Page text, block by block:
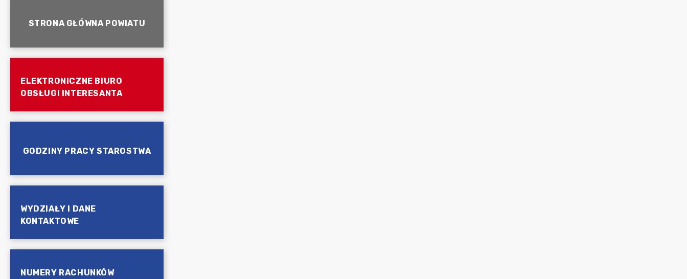
STRONA GŁÓWNA POWIATU
ELEKTRONICZNE BIURO
OBSŁUGI INTERESANTA
GODZINY PRACY STAROSTWA
WYDZIAŁY I DANE
KONTAKTOWE
NUMERY RACHUNKÓW